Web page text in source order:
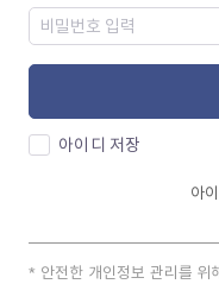
아이디 저장
아
안전한 개인정보 관리를 위